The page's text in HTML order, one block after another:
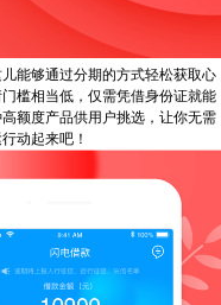
能够通过分期的方式轻松获取心
槛相当低，仅需凭借身份证就能
额度产品供用户挑选，让你无需
动起来吧！